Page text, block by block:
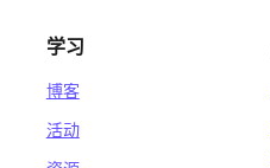
学习
博客
活动